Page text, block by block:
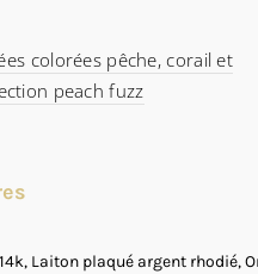
colorées pêche, corail et
peach fuzz
Laiton plaqué argent rhodié,